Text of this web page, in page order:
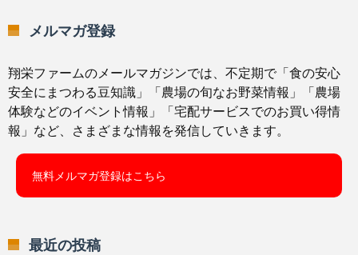
メルマガ登録
翔栄ファームのメールマガジンでは、不定期で「食の安心
安全にまつわる豆知識」「農場の旬なお野菜情報」「農場
体験などのイベント情報」「宅配サービスでのお買い得情
報」など、さまざまな情報を発信していきます。
無料メルマガ登録はこちら
最近の投稿